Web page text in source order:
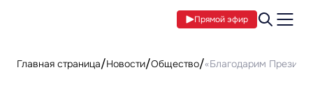
Прямой эфир
Главная страница Новости Общество «Благодарим